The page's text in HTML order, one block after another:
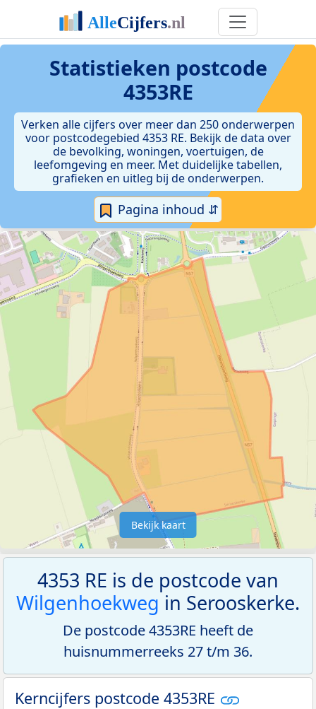
Statistieken postcode
4353RE
Verken alle cijfers over meer dan 250 onderwerpen
voor postcodegebied 4353 RE. Bekijk de data over
de bevolking, woningen, voertuigen, de
leefomgeving en meer. Met duidelijke tabellen,
grafieken en uitleg bij de onderwerpen.
Pagina inhoud ⇵
Bekijk kaart
4353 RE is de postcode van
Wilgenhoekweg in Serooskerke.
De postcode 4353RE heeft de
huisnummerreeks 27 t/m 36.
Kerncijfers postcode 4353RE